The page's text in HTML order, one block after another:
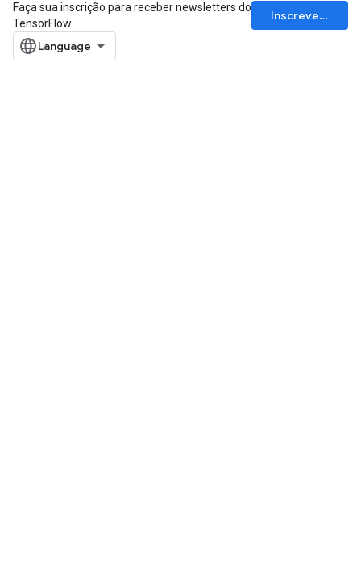
Faça sua inscrição para receber newsletters do
TensorFlow
Inscrever-se